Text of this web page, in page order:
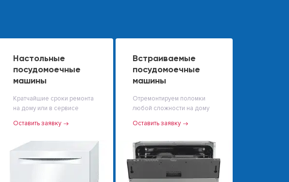
Настольные
посудомоечные
машины
Кратчайшие сроки ремонта
на дому или в сервисе
Оставить заявку
Встраиваемые
посудомоечные
машины
Отремонтируем поломки
любой сложности на дому
Оставить заявку